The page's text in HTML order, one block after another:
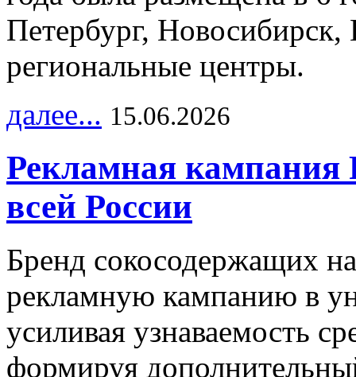
Петербург,
региональные центры.
далее... 15.06.2026
Рекламная
всей России
Бренд сокосодержащих
рекламную кампанию в
усиливая узнаваемость
формируя